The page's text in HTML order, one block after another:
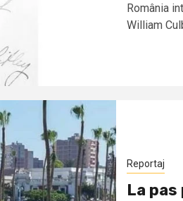
România
William
Reportaj
La